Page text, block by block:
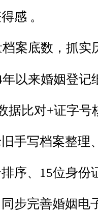
感 。
案底数，抓实
年以来婚姻登记
据比对+证字号
手写档案整理
序、 15位身份
步完善婚姻电